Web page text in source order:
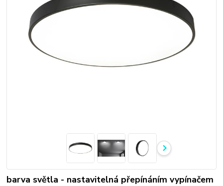
barva světla - nastavitelná přepínáním vypínačem